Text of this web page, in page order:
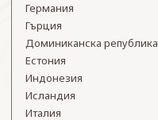
Германия
Гърция
Доминиканска република
Естония
Индонезия
Исландия
Италия